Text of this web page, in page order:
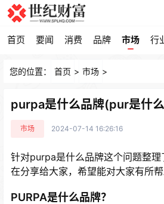
首页 要闻 消费 品牌 市场 行
您的位置： 首页 > 市场 >
purpa是什么品牌(pur是什
市场 2024-07-14 16:26:16
针对purpa是什么品牌这个问题整
在分享给大家，希望能对大家有所帮
PURPA是什么品牌？